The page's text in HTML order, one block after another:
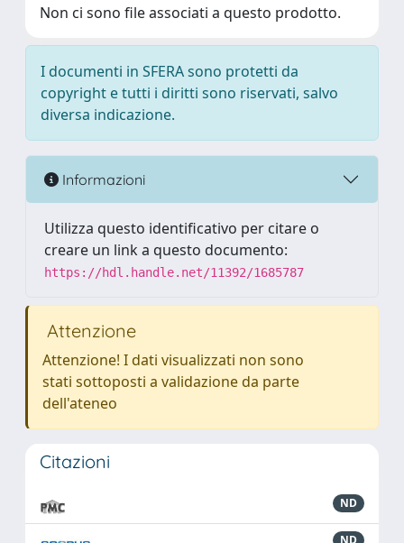
Non ci sono file associati a questo prodotto.
I documenti in SFERA sono protetti da
copyright e tutti i diritti sono riservati, salvo
diversa indicazione.
Informazioni
Utilizza questo identificativo per citare o
creare un link a questo documento:
https://hdl.handle.net/11392/1685787
Attenzione
Attenzione! I dati visualizzati non sono
stati sottoposti a validazione da parte
dell'ateneo
Citazioni
ND